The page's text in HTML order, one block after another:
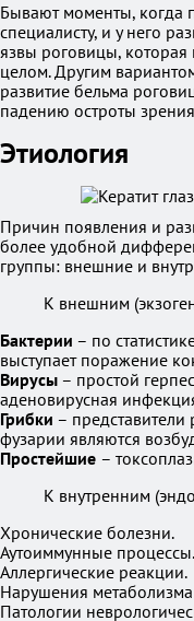
Бывают моменты, когда
специалисту, и у него
язвы роговицы, которая
целом. Другим
развитие бельма
падению остроты
Этиология
Причин появления и
более удобной
группы: внешние и
К внешним
Бактерии – по
выступает поражение
Вирусы – простой
аденовирусная
Грибки –
фузарии являются
Простейшие –
К внутренним
Хронические болезни.
Аутоиммунные процессы.
Аллергические реакции.
Нарушения
Патологии